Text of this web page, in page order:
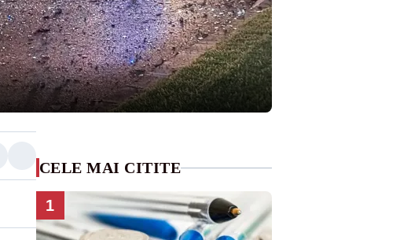
CELE MAI CITITE
1